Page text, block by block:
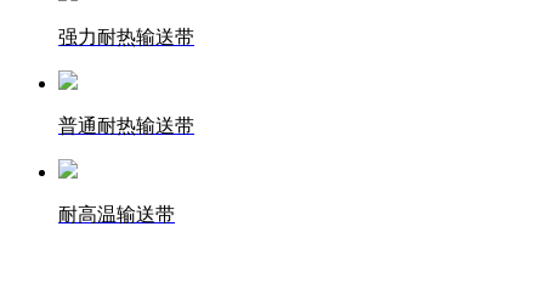
强力耐热输送带
普通耐热输送带
耐高温输送带